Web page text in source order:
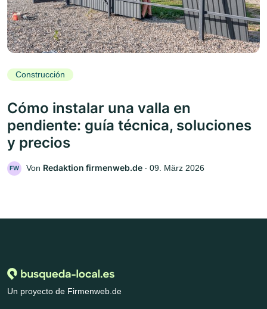
Construcción
Cómo instalar una valla en
pendiente: guía técnica, soluciones
y precios
FW Von Redaktion firmenweb.de ‧ 09. März 2026
Un proyecto de Firmenweb.de